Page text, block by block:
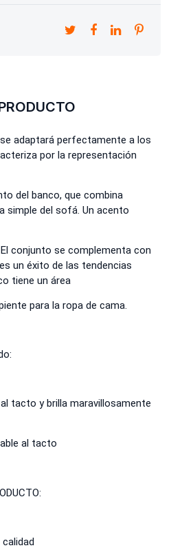
adaptará perfectamente a los
por la representación
del banco, que combina
del sofá. Un acento
conjunto se complementa con
un éxito de las tendencias
tiene un área
para la ropa de cama.
al tacto y brilla maravillosamente
al tacto